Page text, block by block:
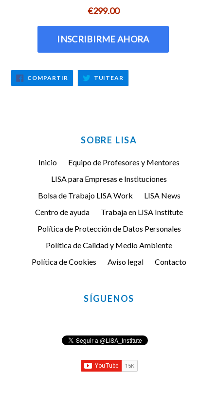
COMPARTIR COMPARTIR
EN
FACEBOOK
TUITEAR
TWITTER
SOBRE LISA
Inicio
Equipo de Profesores y Mentores
LISA para Empresas e Instituciones
Bolsa de Trabajo LISA Work
LISA News
Centro de ayuda
Trabaja en LISA Institute
Política de Protección de Datos Personales
Política de Calidad y Medio Ambiente
Política de Cookies
Aviso legal Contacto
SÍGUENOS